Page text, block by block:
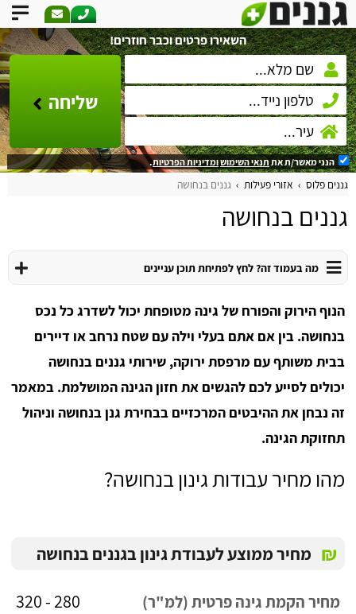
השאירו פרטים וכבר חוזרים!
שליחה
הנני מאשר/ת אתתנאי השימושומדיניות הפרטיות.
גננים פלוס אזורי פעילות גננים בנחושה
גננים בנחושה
מה בעמוד זה? לחץ לפתיחת תוכן עניינים
הנוף הירוק והפורח של גינה מטופחת יכול לשדרג כל נכס
בנחושה. בין אם אתם בעלי וילה עם שטח נרחב או דיירים
בבית משותף עם מרפסת ירוקה, שירותי גננים בנחושה
יכולים לסייע לכם להגשים את חזון הגינה המושלמת. במאמר
זה נבחן את ההיבטים המרכזיים בבחירת גנן בנחושה וניהול
תחזוקת הגינה.
מהו מחיר עבודות גינון בנחושה?
₪ מחיר ממוצע לעבודת גינון בגננים בנחושה
מחיר הקמת גינה פרטית (למ"ר)
280 - 320